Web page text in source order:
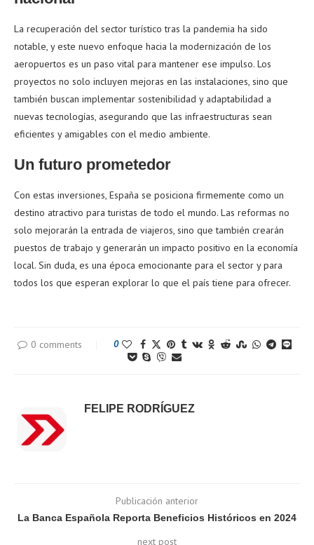
La recuperación del sector turístico tras la pandemia ha sido
notable, y este nuevo enfoque hacia la modernización de los
aeropuertos es un paso vital para mantener ese impulso. Los
proyectos no solo incluyen mejoras en las instalaciones, sino que
también buscan implementar sostenibilidad y adaptabilidad a
nuevas tecnologías, asegurando que las infraestructuras sean
eficientes y amigables con el medio ambiente.
Un futuro prometedor
Con estas inversiones, España se posiciona firmemente como un
destino atractivo para turistas de todo el mundo. Las reformas no
solo mejorarán la entrada de viajeros, sino que también crearán
puestos de trabajo y generarán un impacto positivo en la economía
local. Sin duda, es una época emocionante para el sector y para
todos los que esperan explorar lo que el país tiene para ofrecer.
0 comments 0
FELIPE RODRÍGUEZ
Publicación anterior
La Banca Española Reporta Beneficios Históricos en 2024
next post